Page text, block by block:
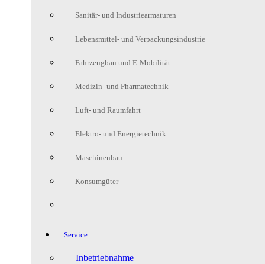
Sanitär- und Industriearmaturen
Lebensmittel- und Verpackungsindustrie
Fahrzeugbau und E-Mobilität
Medizin- und Pharmatechnik
Luft- und Raumfahrt
Elektro- und Energietechnik
Maschinenbau
Konsumgüter
Service
Inbetriebnahme